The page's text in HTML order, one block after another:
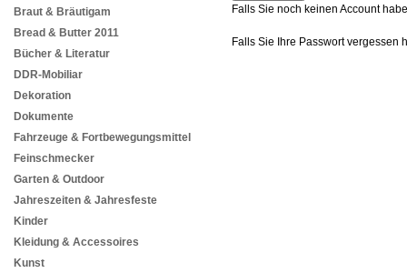
Braut & Bräutigam
Bread & Butter 2011
Bücher & Literatur
DDR-Mobiliar
Dekoration
Dokumente
Fahrzeuge & Fortbewegungsmittel
Feinschmecker
Garten & Outdoor
Jahreszeiten & Jahresfeste
Kinder
Kleidung & Accessoires
Kunst
Falls Sie noch keinen Account
Falls Sie Ihre Passwort vergessen